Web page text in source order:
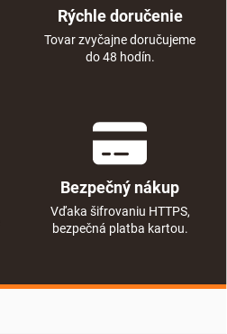
Rýchle doručenie
Tovar zvyčajne doručujeme
do 48 hodín.
Bezpečný nákup
Vďaka šifrovaniu HTTPS,
bezpečná platba kartou.